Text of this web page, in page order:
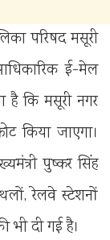
परिषद मसूरी
ई-मेल
है कि मसूरी नगर
किया जाएगा।
पुष्कर सिंह
रेलवे स्टेशनों
भी दी गई है।